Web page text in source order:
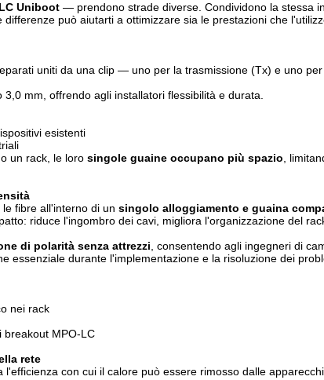
LC Uniboot — prendono strade diverse. Condividono la stessa
può aiutarti a ottimizzare sia le prestazioni che
uniti da una clip — uno per la trasmissione (Tx) e uno
mm, offrendo agli installatori flessibilità e durata.
esistenti
un rack, le loro singole guaine occupano più spazio ,
fibre all'interno di un singolo alloggiamento e guaina
riduce l'ingombro dei cavi, migliora l'organizzazione del
di polarità senza attrezzi , consentendo agli ingegneri di
essenziale durante l'implementazione e la risoluzione dei
nei rack
breakout MPO-LC
rete
con cui il calore può essere rimosso dalle